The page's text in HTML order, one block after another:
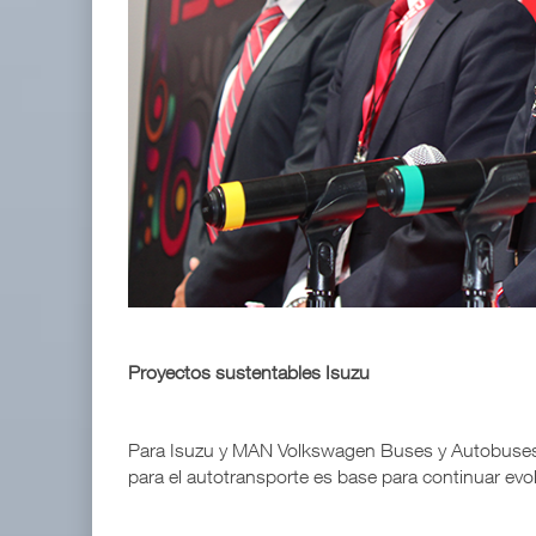
Proyectos sustentables Isuzu
Para Isuzu y MAN Volkswagen Buses y
para el autotransporte es base para continuar